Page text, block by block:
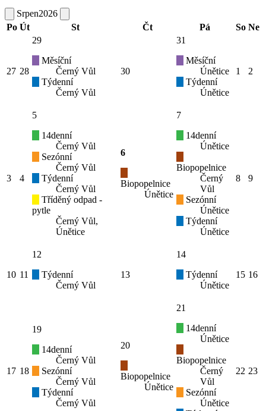
Srpen2026
Po Út St Čt Pá So Ne
27 28
29
Měsíční
Černý Vůl
Týdenní
Černý Vůl
30
31
Měsíční
Únětice
Týdenní
Únětice
1 2
3 4
5
14denní
Černý Vůl
Sezónní
Černý Vůl
Týdenní
Černý Vůl
Tříděný odpad -
pytle
Černý Vůl,
Únětice
6
Biopopelnice
Únětice
7
14denní
Únětice
Biopopelnice
Černý
Vůl
Sezónní
Únětice
Týdenní
Únětice
8 9
10 11
12
Týdenní
Černý Vůl
13
14
Týdenní
Únětice
15 16
17 18
19
14denní
Černý Vůl
Sezónní
Černý Vůl
Týdenní
Černý Vůl
20
Biopopelnice
Únětice
21
14denní
Únětice
Biopopelnice
Černý
Vůl
Sezónní
Únětice
22 23